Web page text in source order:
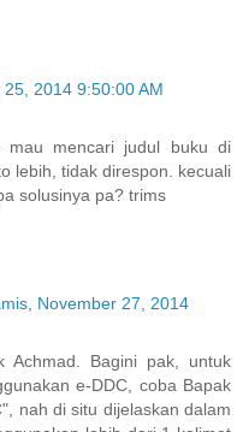
2014 9:50:00 AM
mencari judul buku di
lebih, tidak direspon. kecuali
solusinya pa? trims
November 27, 2014
Achmad. Bagini pak, untuk
e-DDC, coba Bapak
nah di situ dijelaskan dalam